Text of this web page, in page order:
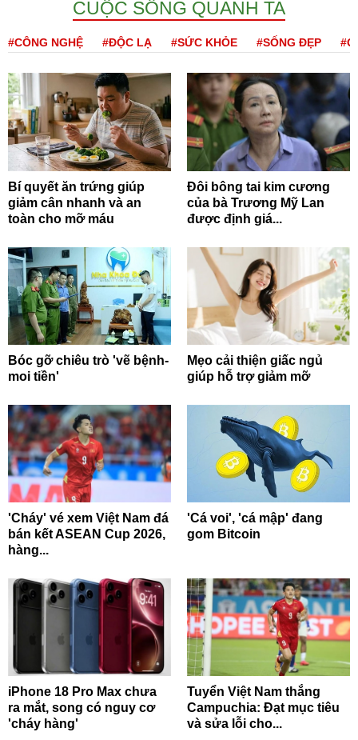
CUỘC SỐNG QUANH TA
#CÔNG NGHỆ #ĐỘC LẠ #SỨC KHỎE #SỐNG ĐẸP
Bí quyết ăn trứng giúp
giảm cân nhanh và an
toàn cho mỡ máu
Đôi bông tai kim cương
của bà Trương Mỹ Lan
được định giá...
Bóc gỡ chiêu trò 'vẽ bệnh-
moi tiền'
Mẹo cải thiện giấc ngủ
giúp hỗ trợ giảm mỡ
'Cháy' vé xem Việt Nam đá
bán kết ASEAN Cup 2026,
hàng...
'Cá voi', 'cá mập' đang
gom Bitcoin
iPhone 18 Pro Max chưa
ra mắt, song có nguy cơ
'cháy hàng'
Tuyển Việt Nam thắng
Campuchia: Đạt mục tiêu
và sửa lỗi cho...